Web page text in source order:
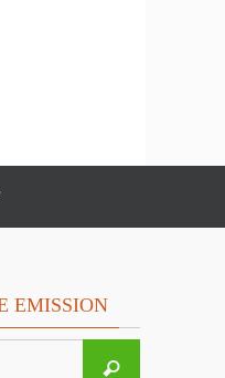
EMISSION
Recherche